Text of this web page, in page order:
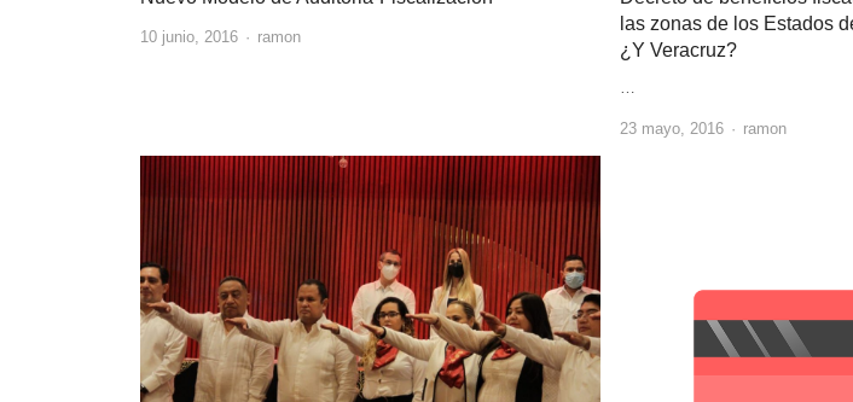
10 junio, 2016 Author
ramon
las zonas de los Estados
¿Y Veracruz?
…
23 mayo, 2016 Author
ramon